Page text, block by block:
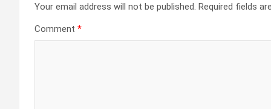
Your email address will not be published. Required fields
Comment *